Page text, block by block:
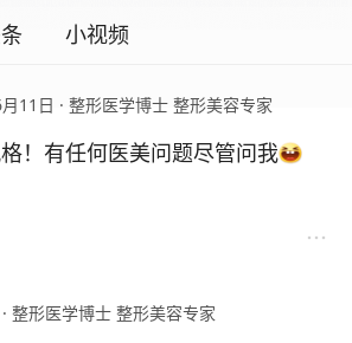
小视频
11日 · 整形医学博士 整形美容专家
！有任何医美问题尽管问我
· 整形医学博士 整形美容专家